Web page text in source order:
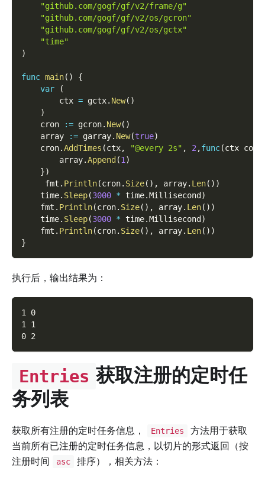
"github.com/gogf/gf/v2/frame/g"
"github.com/gogf/gf/v2/os/gcron"
"github.com/gogf/gf/v2/os/gctx"
"time"
)
func main( )
{
var
(
        ctx
= gctx. New( )
)
    cron
:= gcron. New( )
    array
:= garray. New(true)
    cron
.AddTimes (ctx, "@every 2s" , 2 ,func(ctx
        array
.Append (1 )
})
     fmt
. Println(cron. Size( ) , array. Len( ) )
    time
. Sleep(3000 * time.Millisecond )
    fmt
. Println(cron. Size( ) , array. Len( ) )
    time
. Sleep(3000 * time.Millisecond )
    fmt
. Println(cron. Size( ) , array. Len( ) )
}
执行后，输出结果为：
1 0
1 1
0 2
Entries 获取注册的定时任
务列表
获取所有注册的定时任务信息， Entries
方法用于获取
当前所有已注册的定时任务信息，以切片的形式返回（按
注册时间
asc 排序），相关方法：